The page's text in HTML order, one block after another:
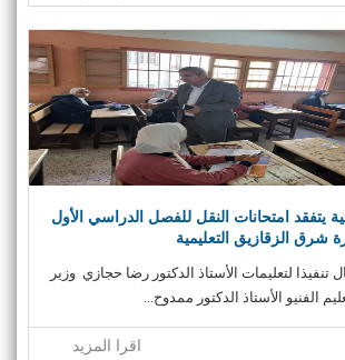
يتفقد امتحانات النقل للفصل الدراسي الأول
شرق الزقازيق التعليمية
تنفيذا لتعليمات الأستاذ الدكتور رضا حجازي وزير
الفنيو الأستاذ الدكتور ممدوح...
اقرا المزيد